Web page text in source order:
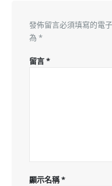
發佈留言必須填寫的電
為 *
留言*
顯示名稱*